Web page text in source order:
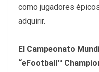
como jugadores
adquirir.
El Campeonato
“eFootball™